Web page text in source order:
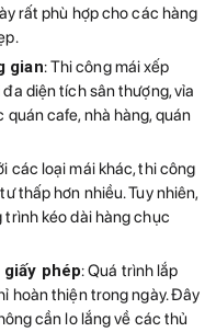
rất phù hợp cho các hàng
gian: Thi công mái xếp
diện tích sân thượng, vỉa
cafe, nhà hàng, quán
các loại mái khác, thi công
thấp hơn nhiều. Tuy nhiên,
kéo dài hàng chục
phép: Quá trình lắp
hoàn thiện trong ngày. Đây
cần lo lắng về các thủ